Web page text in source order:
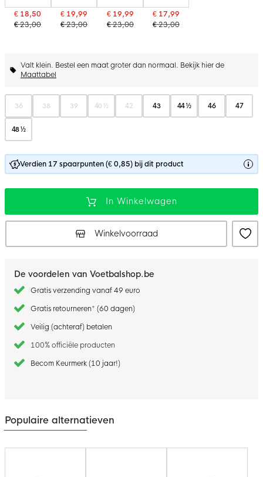
€ 18,50
€ 23,00
€ 19,99
€ 23,00
€ 19,99
€ 23,00
€ 17,99
€ 23,00
36 38 39 40 ½ 42 43 44 ½ 46 47
48 ½
Valt klein. Bestel een maat groter dan normaal. Bekijk hier de
Maattabel
Verdien 17 spaarpunten (€ 0,85) bij dit product
In Winkelwagen
Winkelvoorraad
De voordelen van Voetbalshop.be
Gratis verzending vanaf 49 euro
Gratis retourneren* (60 dagen)
Veilig (achteraf) betalen
100% officiële producten
Becom Keurmerk (10 jaar!)
Populaire alternatieven